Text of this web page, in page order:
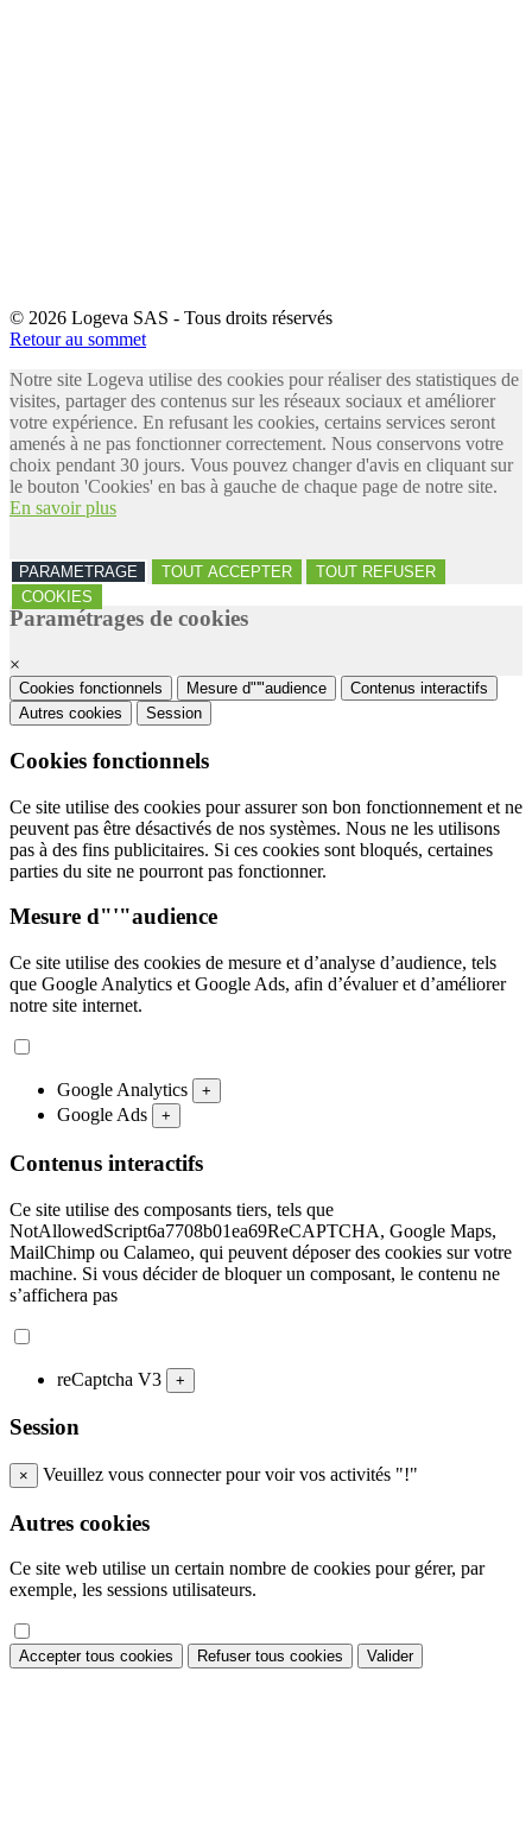
© 2026 Logeva SAS - Tous droits réservés
Retour au sommet
Notre site Logeva utilise des cookies pour réaliser des statistiques de
visites, partager des contenus sur les réseaux sociaux et améliorer
votre expérience. En refusant les cookies, certains services seront
amenés à ne pas fonctionner correctement. Nous conservons votre
choix pendant 30 jours. Vous pouvez changer d'avis en cliquant sur
le bouton 'Cookies' en bas à gauche de chaque page de notre site.
En savoir plus
PARAMETRAGE TOUT ACCEPTER
TOUT REFUSER
COOKIES
Paramétrages de cookies
×
Cookies fonctionnels Mesure d"'"audience
Contenus interactifs
Autres cookies
Session
Cookies fonctionnels
Ce site utilise des cookies pour assurer son bon fonctionnement et ne
peuvent pas être désactivés de nos systèmes. Nous ne les utilisons
pas à des fins publicitaires. Si ces cookies sont bloqués, certaines
parties du site ne pourront pas fonctionner.
Mesure d"'"audience
Ce site utilise des cookies de mesure et d’analyse d’audience, tels
que Google Analytics et Google Ads, afin d’évaluer et d’améliorer
notre site internet.
Google Analytics +
Google Ads +
Contenus interactifs
Ce site utilise des composants tiers, tels que
NotAllowedScript6a7708b01ea69ReCAPTCHA, Google Maps,
MailChimp ou Calameo, qui peuvent déposer des cookies sur votre
machine. Si vous décider de bloquer un composant, le contenu ne
s’affichera pas
reCaptcha V3 +
Session
× Veuillez vous connecter pour voir vos activités "!"
Autres cookies
Ce site web utilise un certain nombre de cookies pour gérer, par
exemple, les sessions utilisateurs.
Accepter tous cookies Refuser tous cookies Valider